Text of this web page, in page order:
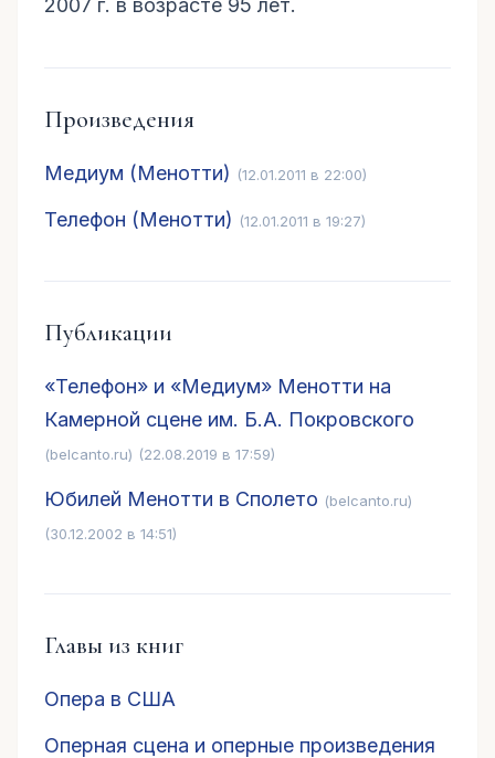
Произведения
Медиум (Менотти) (12.01.2011 в 22:00)
Телефон (Менотти) (12.01.2011 в 19:27)
Публикации
«Телефон» и «Медиум» Менотти на
Камерной сцене им. Б.А. Покровского
(belcanto.ru) (22.08.2019 в 17:59)
Юбилей Менотти в Сполето (belcanto.ru)
(30.12.2002 в 14:51)
Главы из книг
Опера в США
Оперная сцена и оперные произведения